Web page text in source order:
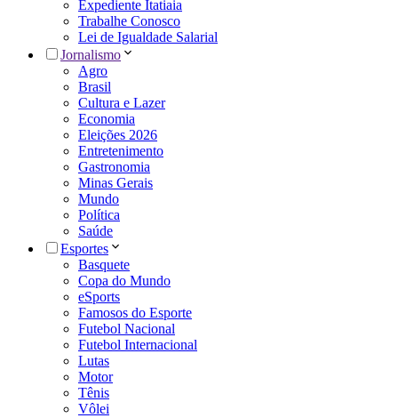
Expediente Itatiaia
Trabalhe Conosco
Lei de Igualdade Salarial
Jornalismo
Agro
Brasil
Cultura e Lazer
Economia
Eleições 2026
Entretenimento
Gastronomia
Minas Gerais
Mundo
Política
Saúde
Esportes
Basquete
Copa do Mundo
eSports
Famosos do Esporte
Futebol Nacional
Futebol Internacional
Lutas
Motor
Tênis
Vôlei